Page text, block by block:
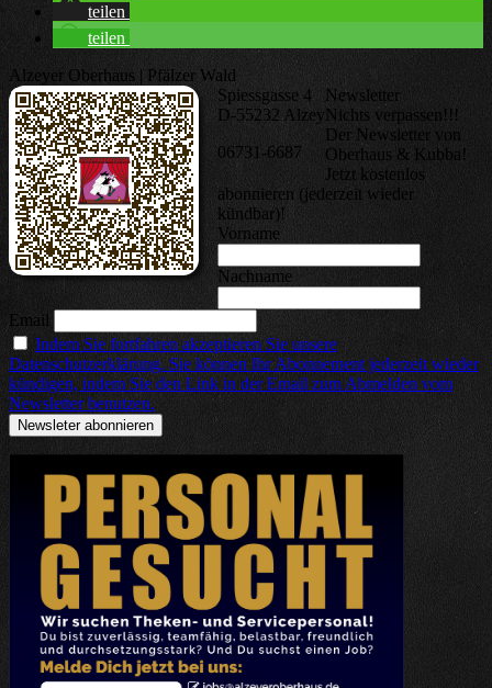
teilen
teilen
Alzeyer Oberhaus | Pfälzer Wald
Spiessgasse 4
D-55232 Alzey
06731-6687
Newsletter
Nichts verpassen!!!
Der Newsletter von
Oberhaus & Kubba!
Jetzt kostenlos
abonnieren (jederzeit wieder
kündbar)!
Vorname
Nachname
Email
Indem Sie fortfahren akzeptieren Sie unsere
Datenschutzerklärung. Sie können Ihr Abonnement jederzeit wieder
kündigen, indem Sie den Link in der Email zum Abmelden vom
Newsletter benutzen.